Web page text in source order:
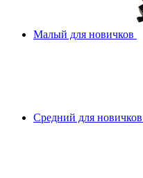
Малый для новичков
Средний для новичков